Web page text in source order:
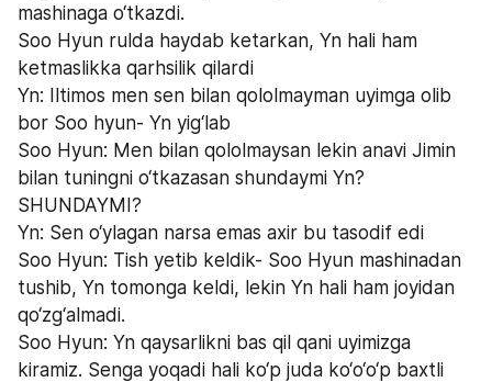
mashinaga o‘tkazdi.
Soo Hyun rulda haydab ketarkan, Yn hali ham
ketmaslikka qarhsilik qilardi
Yn: Iltimos men sen bilan qololmayman uyimga olib
bor Soo hyun- Yn yig‘lab
Soo Hyun: Men bilan qololmaysan lekin anavi Jimin
bilan tuningni o‘tkazasan shundaymi Yn?
SHUNDAYMI?
Yn: Sen o‘ylagan narsa emas axir bu tasodif edi
Soo Hyun: Tish yetib keldik- Soo Hyun mashinadan
tushib, Yn tomonga keldi, lekin Yn hali ham joyidan
qo‘zg‘almadi.
Soo Hyun: Yn qaysarlikni bas qil qani uyimizga
kiramiz. Senga yoqadi hali ko‘p juda ko‘o‘o‘p baxtli